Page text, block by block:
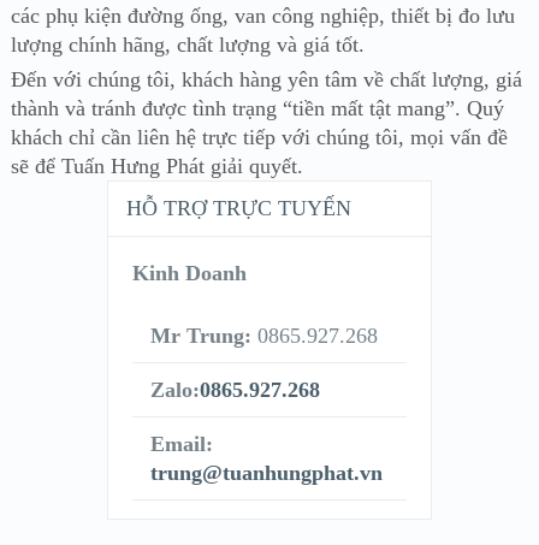
các phụ kiện đường ống, van công nghiệp, thiết bị đo lưu
lượng chính hãng, chất lượng và giá tốt.
Đến với chúng tôi, khách hàng yên tâm về chất lượng, giá
thành và tránh được tình trạng “tiền mất tật mang”. Quý
khách chỉ cần liên hệ trực tiếp với chúng tôi, mọi vấn đề
sẽ để Tuấn Hưng Phát giải quyết.
HỖ TRỢ TRỰC TUYẾN
Kinh Doanh
Mr Trung: 0865.927.268
Zalo:0865.927.268
Email:
trung@tuanhungphat.vn